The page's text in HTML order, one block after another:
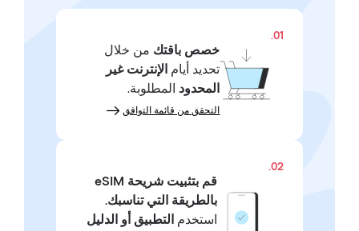
خصص باقتكمن خلال
تحديد أيامالإنترنت غير
المحدودالمطلوبة.
التحقق من قائمة التوافق
قم بتثبيت شريحة eSIM
بالطريقة التي تناسبك.
استخدمالتطبيق أو الدليل